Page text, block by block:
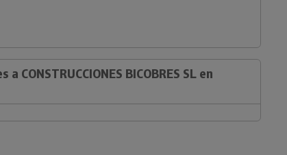
CONSTRUCCIONES BICOBRES SL en